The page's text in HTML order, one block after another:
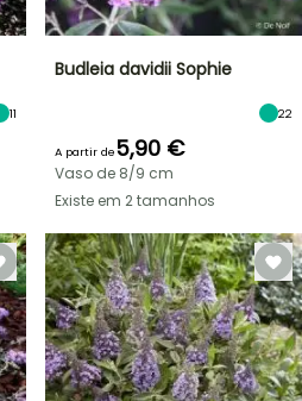
11
Budleia davidii Sophie
22
A partir de5,90 €
Vaso de 8/9 cm
Existe em 2 tamanhos